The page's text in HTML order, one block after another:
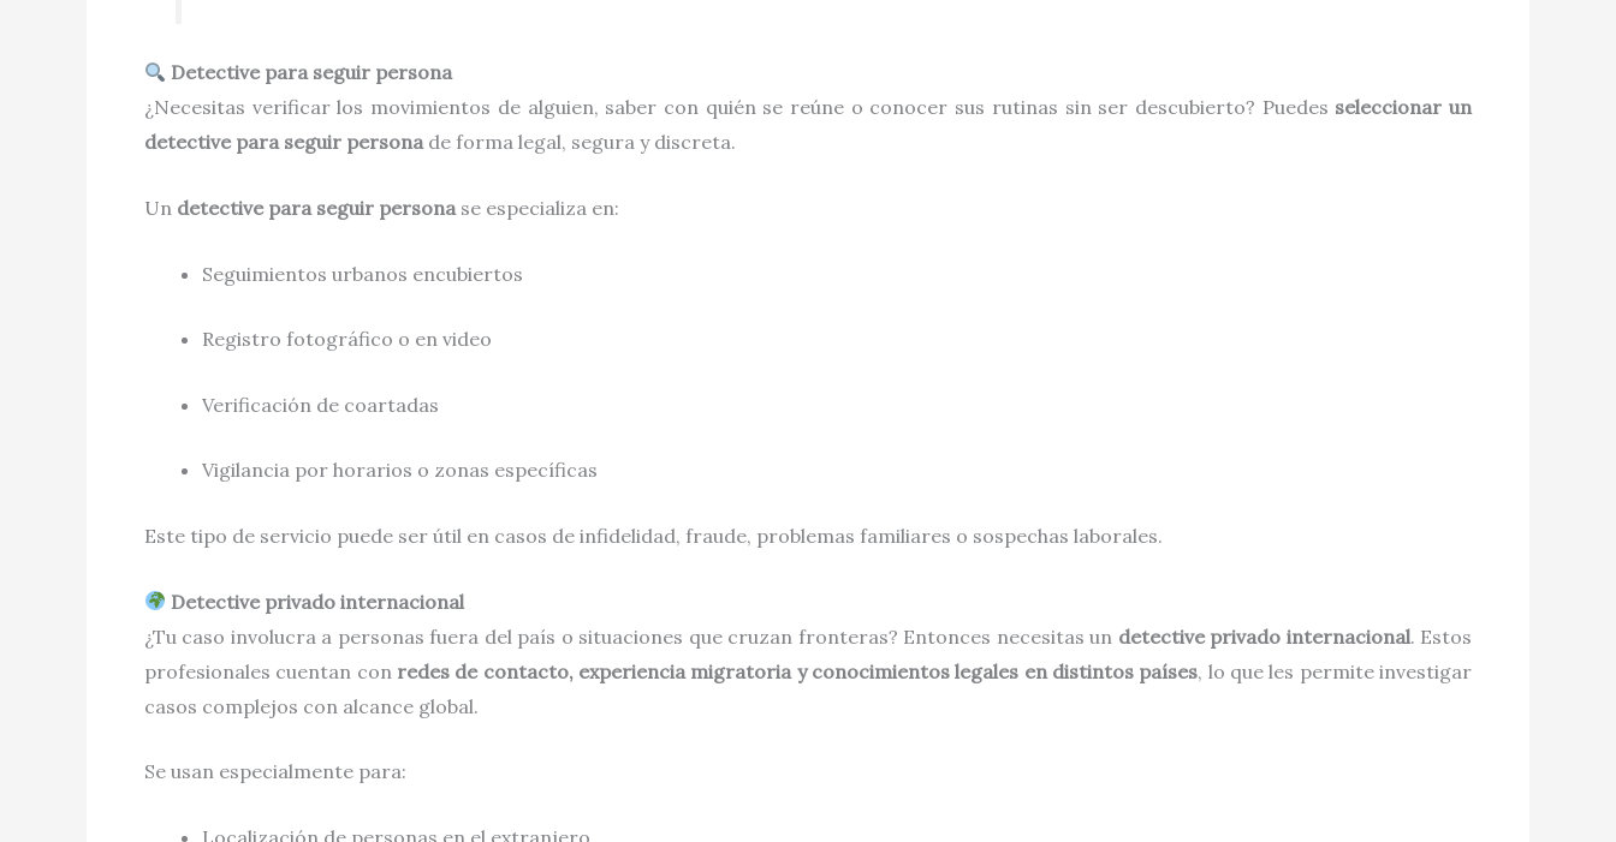
Detective para seguir persona
¿Necesitas verificar los movimientos de alguien, saber con quién se reúne o conocer sus rutinas sin ser descubierto? Puedes seleccionar un
detective para seguir personade forma legal, segura y discreta.
Un detective para seguir personase especializa en:
Seguimientos urbanos encubiertos
Registro fotográfico o en video
Verificación de coartadas
Vigilancia por horarios o zonas específicas
Este tipo de servicio puede ser útil en casos de infidelidad, fraude, problemas familiares o sospechas laborales.
Detective privado internacional
¿Tu caso involucra a personas fuera del país o situaciones que cruzan fronteras? Entonces necesitas un detective privado internacional. Estos
profesionales cuentan con redes de contacto, experiencia migratoria y conocimientos legales en distintos países, lo que les permite investigar
casos complejos con alcance global.
Se usan especialmente para:
Localización de personas en el extranjero